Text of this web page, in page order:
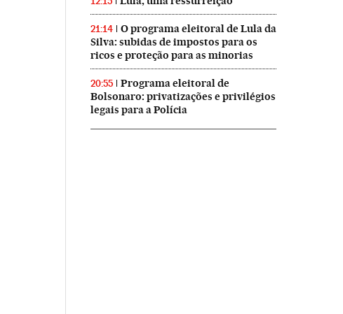
21:14
O programa eleitoral de Lula da
Silva: subidas de impostos para os
ricos e proteção para as minorias
20:55
Programa eleitoral de
Bolsonaro: privatizações e privilégios
legais para a Polícia